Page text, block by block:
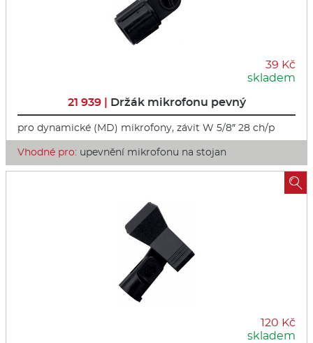
39 Kč
skladem
21 939 | Držák mikrofonu pevný
pro dynamické (MD) mikrofony, závit W 5/8″ 28 ch/p
Vhodné pro: upevnění mikrofonu na stojan
120 Kč
skladem
